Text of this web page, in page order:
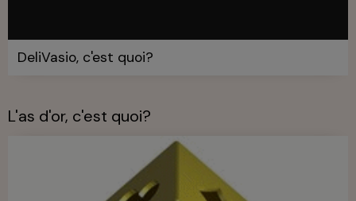
DeliVasio, c'est quoi?
L'as d'or, c'est quoi?